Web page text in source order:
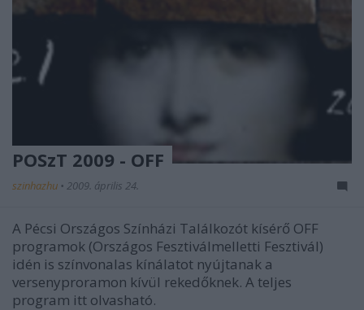
POSzT 2009 - OFF
szinhazhu • 2009. április 24.
A Pécsi Országos Színházi Találkozót kísérő OFF
programok (Országos Fesztiválmelletti Fesztivál)
idén is színvonalas kínálatot nyújtanak a
versenyproramon kívül rekedőknek. A teljes
program itt olvasható.